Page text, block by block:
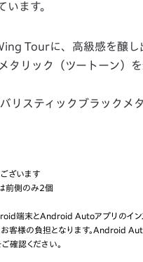
ます。
Tourに、高級感を醸し
タリック（ツートーン）
スティックブラックメ
ざいます
前側のみ2個
端末とAndroid Autoアプリのインス
客様の負担となります。Android
ご確認ください。